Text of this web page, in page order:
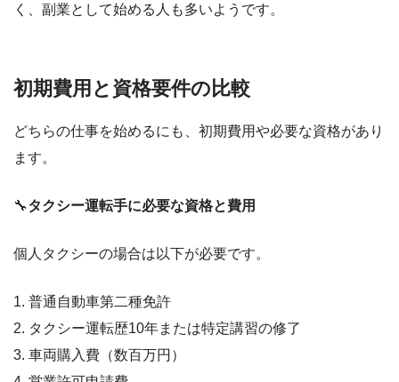
く、副業として始める人も多いようです。
初期費用と資格要件の比較
どちらの仕事を始めるにも、初期費用や必要な資格があり
ます。
🔧タクシー運転手に必要な資格と費用
個人タクシーの場合は以下が必要です。
1. 普通自動車第二種免許
2. タクシー運転歴10年または特定講習の修了
3. 車両購入費（数百万円）